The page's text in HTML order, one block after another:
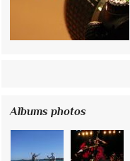
Albums photos